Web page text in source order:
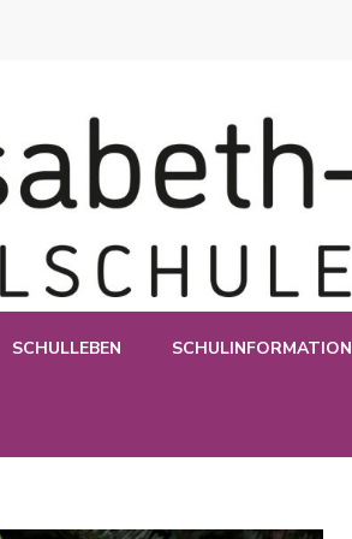
SCHULLEBEN SCHULINFORMATION